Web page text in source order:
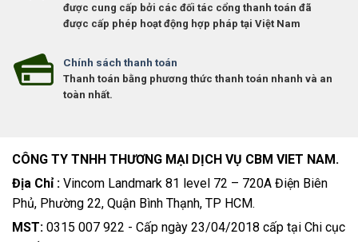
được cung cấp bởi các đối tác cổng thanh toán đã
được cấp phép hoạt động hợp pháp tại Việt Nam
Chính sách thanh toán
Thanh toán bằng phương thức thanh toán nhanh và an
toàn nhất.
CÔNG TY TNHH THƯƠNG MẠI DỊCH VỤ CBM VIET NAM.
Địa Chỉ : Vincom Landmark 81 level 72 – 720A Điện Biên
Phủ, Phường 22, Quận Bình Thạnh, TP HCM.
MST: 0315 007 922 - Cấp ngày 23/04/2018 cấp tại Chi cục